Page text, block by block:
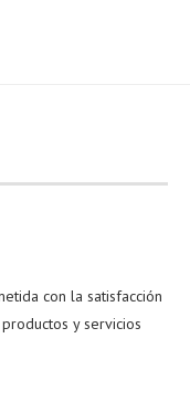
con la satisfacción
y servicios